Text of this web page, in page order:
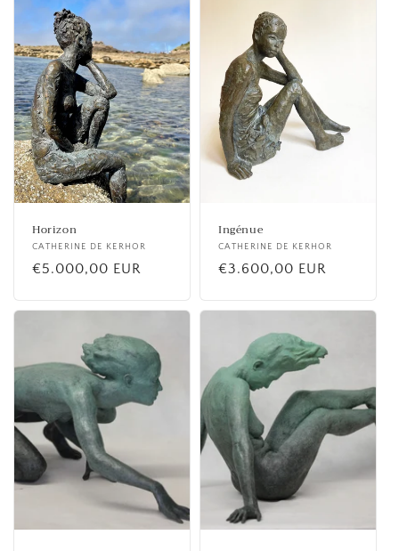
Horizon
Fournisseur :
CATHERINE DE KERHOR
Prix
€5.000,00 EUR
Ingénue
Fournisseur :
CATHERINE DE KERHOR
Prix
€3.600,00 EUR